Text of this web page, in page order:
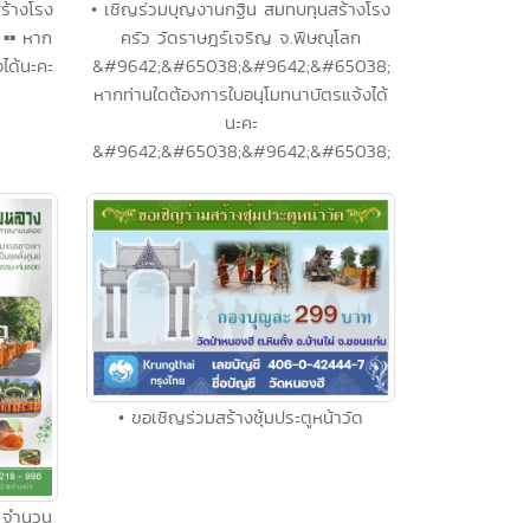
งโรง
หาก
ด้นะคะ
• เชิญร่วมบุญงานกฐิน สมทบทุนสร้างโรง
ครัว วัดราษฎร์เจริญ จ.พิษณุโลก
&#9642;&#65038;&#9642;&#65038;
หากท่านใดต้องการใบอนุโมทนาบัตรแจ้งได้
นะคะ
&#9642;&#65038;&#9642;&#65038;
ำนวน
• ขอเชิญร่วมสร้างซุ้มประตูหน้าวัด